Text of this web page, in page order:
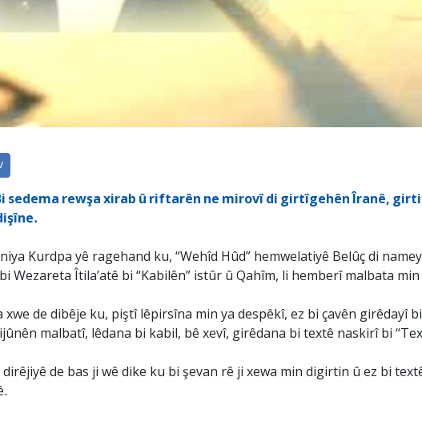
sedema rewşa xirab û riftarên ne mirovî di girtîgehên Îranê,
Kurdpa yê ragehand ku, “Wehîd Hûd” hemwelatiyê Belûç di
Wezareta Îtila’atê bi “Kabilên” istûr û Qahîm, li hemberî malbata
xwe de dibêje ku, piştî lêpirsîna min ya despêkî, ez bi çavên
malbatî, lêdana bi kabil, bê xevî, girêdana bi textê naskirî bi
dirêjiyê de bas ji wê dike ku bi şevan rê ji xewa min digirtin û ez bi